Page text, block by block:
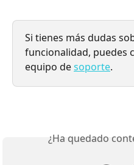
Si tienes más dudas
funcionalidad, puedes
equipo de soporte.
¿Ha quedado